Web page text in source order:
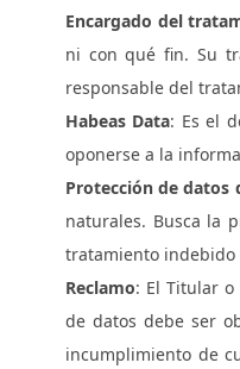
Encargado del
ni con qué fin. Su
responsable del
Habeas Data: Es el
oponerse a la
Protección de datos
naturales. Busca la
tratamiento indebido
Reclamo: El Titular
de datos debe ser
incumplimiento de